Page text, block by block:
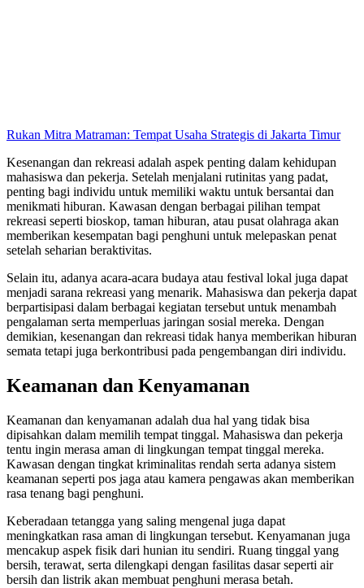
Rukan Mitra Matraman: Tempat Usaha Strategis di Jakarta Timur
Kesenangan dan rekreasi adalah aspek penting dalam kehidupan
mahasiswa dan pekerja. Setelah menjalani rutinitas yang padat,
penting bagi individu untuk memiliki waktu untuk bersantai dan
menikmati hiburan. Kawasan dengan berbagai pilihan tempat
rekreasi seperti bioskop, taman hiburan, atau pusat olahraga akan
memberikan kesempatan bagi penghuni untuk melepaskan penat
setelah seharian beraktivitas.
Selain itu, adanya acara-acara budaya atau festival lokal juga dapat
menjadi sarana rekreasi yang menarik. Mahasiswa dan pekerja dapat
berpartisipasi dalam berbagai kegiatan tersebut untuk menambah
pengalaman serta memperluas jaringan sosial mereka. Dengan
demikian, kesenangan dan rekreasi tidak hanya memberikan hiburan
semata tetapi juga berkontribusi pada pengembangan diri individu.
Keamanan dan Kenyamanan
Keamanan dan kenyamanan adalah dua hal yang tidak bisa
dipisahkan dalam memilih tempat tinggal. Mahasiswa dan pekerja
tentu ingin merasa aman di lingkungan tempat tinggal mereka.
Kawasan dengan tingkat kriminalitas rendah serta adanya sistem
keamanan seperti pos jaga atau kamera pengawas akan memberikan
rasa tenang bagi penghuni.
Keberadaan tetangga yang saling mengenal juga dapat
meningkatkan rasa aman di lingkungan tersebut. Kenyamanan juga
mencakup aspek fisik dari hunian itu sendiri. Ruang tinggal yang
bersih, terawat, serta dilengkapi dengan fasilitas dasar seperti air
bersih dan listrik akan membuat penghuni merasa betah.